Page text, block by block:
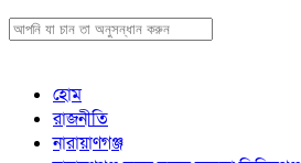
হোম
রাজনীতি
নারায়াণগঞ্জ